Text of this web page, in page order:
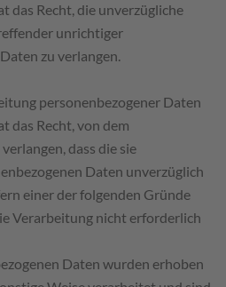
das Recht, die unverzügliche
unrichtiger
zu verlangen.
personenbezogener Daten
das Recht, von dem
dass die sie
Daten unverzüglich
einer der folgenden Gründe
Verarbeitung nicht erforderlich
Daten wurden erhoben